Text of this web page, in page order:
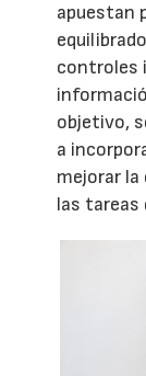
apuestan
controles
objetivo,
a
mejorar la
las